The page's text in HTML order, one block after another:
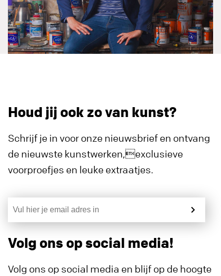
Houd jij ook zo van kunst?
Schrijf je in voor onze nieuwsbrief en ontvang
de nieuwste kunstwerken,exclusieve
voorproefjes en leuke extraatjes.
Volg ons op social media!
Volg ons op social media en blijf op de hoogte